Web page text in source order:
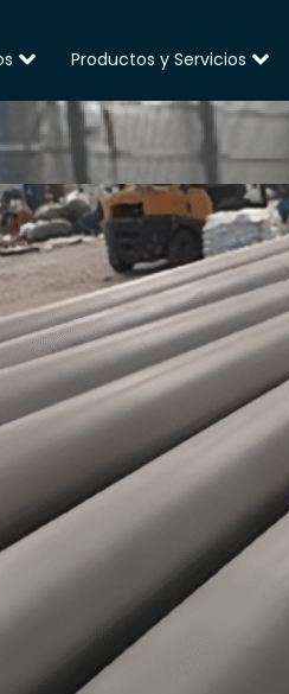
Productos y Servicios